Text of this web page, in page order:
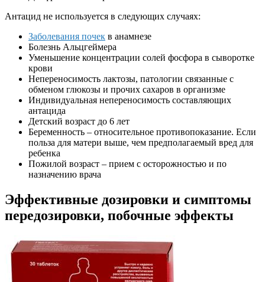
Антацид не используется в следующих случаях:
Заболевания почек в анамнезе
Болезнь Альцгеймера
Уменьшение концентрации солей фосфора в сыворотке
крови
Непереносимость лактозы, патологии связанные с
обменом глюкозы и прочих сахаров в организме
Индивидуальная непереносимость составляющих
антацида
Детский возраст до 6 лет
Беременность – относительное противопоказание. Если
польза для матери выше, чем предполагаемый вред для
ребенка
Пожилой возраст – прием с осторожностью и по
назначению врача
Эффективные дозировки и симптомы
передозировки, побочные эффекты